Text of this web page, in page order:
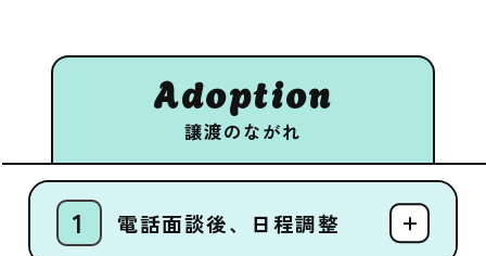
Adoption
譲渡のながれ
電話面談後、日程調整